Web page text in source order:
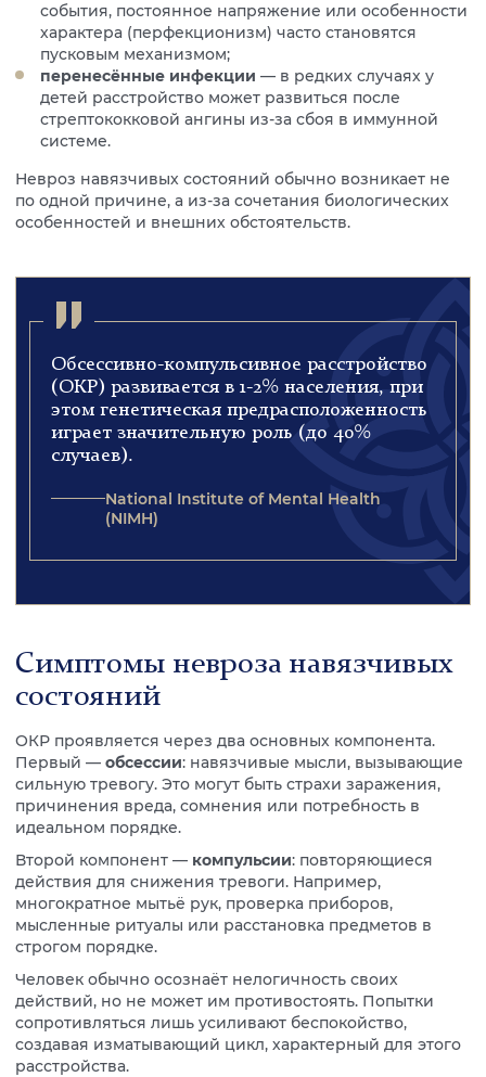
события, постоянное напряжение или особенности
характера (перфекционизм) часто становятся
пусковым механизмом;
перенесённые инфекции — в редких случаях у
детей расстройство может развиться после
стрептококковой ангины из-за сбоя в иммунной
системе.
Невроз навязчивых состояний обычно возникает не
по одной причине, а из-за сочетания биологических
особенностей и внешних обстоятельств.
Обсессивно-компульсивное расстройство
(ОКР) развивается в 1-2% населения, при
этом генетическая предрасположенность
играет значительную роль (до 40%
случаев).
National Institute of Mental Health
(NIMH)
Симптомы невроза навязчивых
состояний
ОКР проявляется через два основных компонента.
Первый — обсессии: навязчивые мысли, вызывающие
сильную тревогу. Это могут быть страхи заражения,
причинения вреда, сомнения или потребность в
идеальном порядке.
Второй компонент — компульсии: повторяющиеся
действия для снижения тревоги. Например,
многократное мытьё рук, проверка приборов,
мысленные ритуалы или расстановка предметов в
строгом порядке.
Человек обычно осознаёт нелогичность своих
действий, но не может им противостоять. Попытки
сопротивляться лишь усиливают беспокойство,
создавая изматывающий цикл, характерный для этого
расстройства.